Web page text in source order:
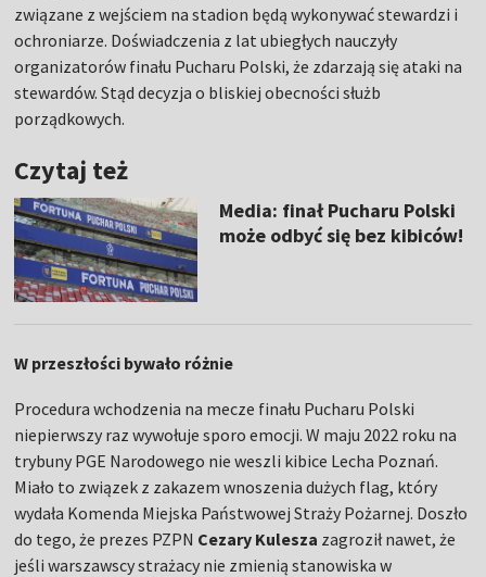
związane z wejściem na stadion będą wykonywać stewardzi i
ochroniarze. Doświadczenia z lat ubiegłych nauczyły
organizatorów finału Pucharu Polski, że zdarzają się ataki na
stewardów. Stąd decyzja o bliskiej obecności służb
porządkowych.
Czytaj też
Media: finał Pucharu Polski
może odbyć się bez kibiców!
W przeszłości bywało różnie
Procedura wchodzenia na mecze finału Pucharu Polski
niepierwszy raz wywołuje sporo emocji. W maju 2022 roku na
trybuny PGE Narodowego nie weszli kibice Lecha Poznań.
Miało to związek z zakazem wnoszenia dużych flag, który
wydała Komenda Miejska Państwowej Straży Pożarnej. Doszło
do tego, że prezes PZPN Cezary Kulesza zagroził nawet, że
jeśli warszawscy strażacy nie zmienią stanowiska w